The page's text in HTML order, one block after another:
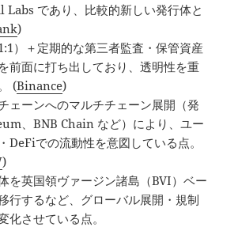
であり、比較的新しい発行体と
)
）＋定期的な第三者監査・保管資産
前面に打ち出しており、透明性を重
(Binance)
ェーンへのマルチチェーン展開（発
、BNB Chain など）により、ユー
DeFiでの流動性を意図している点。
)
を英国領ヴァージン諸島（BVI）ベー
行するなど、グローバル展開・規制
化させている点。